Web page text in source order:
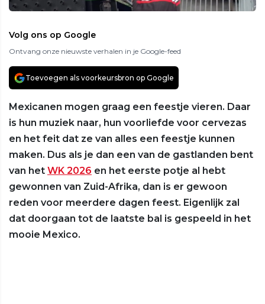
Volg ons op Google
Ontvang onze nieuwste verhalen in je Google-feed
Toevoegen als voorkeursbron op Google
Mexicanen mogen graag een feestje vieren. Daar
is hun muziek naar, hun voorliefde voor cervezas
en het feit dat ze van alles een feestje kunnen
maken. Dus als je dan een van de gastlanden bent
van het WK 2026 en het eerste potje al hebt
gewonnen van Zuid-Afrika, dan is er gewoon
reden voor meerdere dagen feest. Eigenlijk zal
dat doorgaan tot de laatste bal is gespeeld in het
mooie Mexico.